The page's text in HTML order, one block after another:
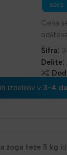
secs
Cena
Šifra:
Delite:
izdelkov v 3-4
žoga teže 5 kg